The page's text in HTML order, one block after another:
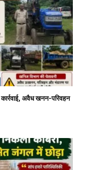
अवैध खनन-परिवहन